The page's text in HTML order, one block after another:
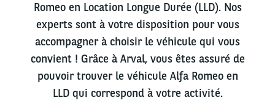
Romeo en Location Longue Durée (LLD). Nos
experts sont à votre disposition pour vous
accompagner à choisir le véhicule qui vous
convient ! Grâce à Arval, vous êtes assuré de
pouvoir trouver le véhicule Alfa Romeo en
LLD qui correspond à votre activité.